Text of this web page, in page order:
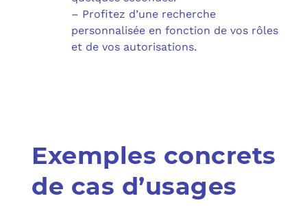
– Profitez d’une recherche
personnalisée en fonction de vos rôles
et de vos autorisations.
Exemples concrets
de cas d’usages